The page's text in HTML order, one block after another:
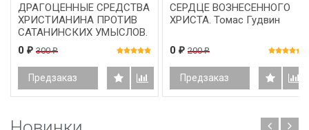
ДРАГОЦЕННЫЕ СРЕДСТВА
ХРИСТИАНИНА ПРОТИВ
САТАНИНСКИХ УМЫСЛОВ.
Томас Брукс
0 ₽ 300₽
Предзаказ
СЕРДЦЕ ВОЗНЕСЕННОГО
ХРИСТА. Томас Гудвин
0 ₽ 200₽
Предзаказ